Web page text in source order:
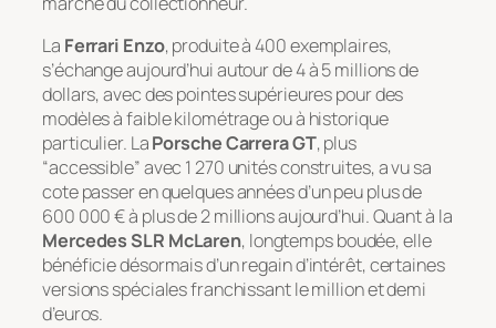
La Ferrari Enzo, produite à 400 exemplaires,
s’échange aujourd’hui autour de 4 à 5 millions de
dollars, avec des pointes supérieures pour des
modèles à faible kilométrage ou à historique
particulier. LaPorsche Carrera GT, plus
“accessible” avec 1 270 unités construites, a vu sa
cote passer en quelques années d’un peu plus de
600 000 € à plus de 2 millions aujourd’hui. Quant à la
Mercedes SLR McLaren, longtemps boudée, elle
bénéficie désormais d’un regain d’intérêt, certaines
versions spéciales franchissant le million et demi
d’euros.